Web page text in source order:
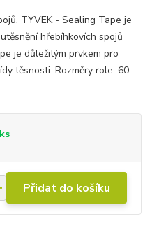
TYVEK - Sealing Tape je
hřebíhkovích spojů
je důležitým prvkem pro
těsnosti. Rozměry role: 60
Přidat do košíku